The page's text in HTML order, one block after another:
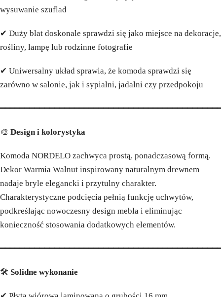
wysuwanie szuflad
✔ Duży blat doskonale sprawdzi się jako miejsce na dekoracje,
rośliny, lampę lub rodzinne fotografie
✔ Uniwersalny układ sprawia, że komoda sprawdzi się
zarówno w salonie, jak i sypialni, jadalni czy przedpokoju
🎨 Design i kolorystyka
Komoda NORDELO zachwyca prostą, ponadczasową formą.
Dekor Warmia Walnut inspirowany naturalnym drewnem
nadaje bryle elegancki i przytulny charakter.
Charakterystyczne podcięcia pełnią funkcję uchwytów,
podkreślając nowoczesny design mebla i eliminując
konieczność stosowania dodatkowych elementów.
🛠️ Solidne wykonanie